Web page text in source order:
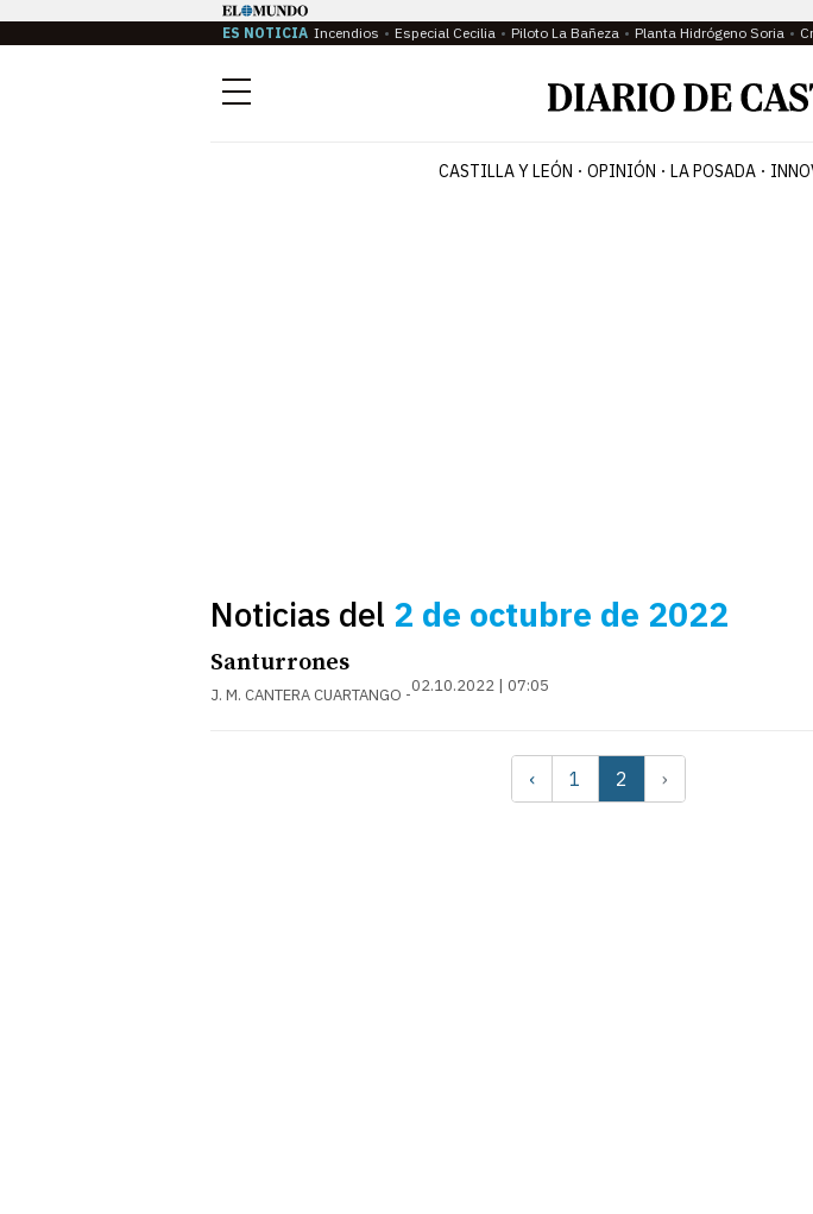
ES NOTICIA Incendios Especial Cecilia Piloto La Bañeza Planta Hidrógeno Soria
Menú
CASTILLA Y LEÓN OPINIÓN LA POSADA
Noticias del 2 de octubre de 2022
Santurrones
J. M. CANTERA CUARTANGO 02.10.2022 | 07:05
‹ 1 2 ›